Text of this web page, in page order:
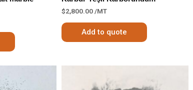
$2,800.00/MT
Add to quote